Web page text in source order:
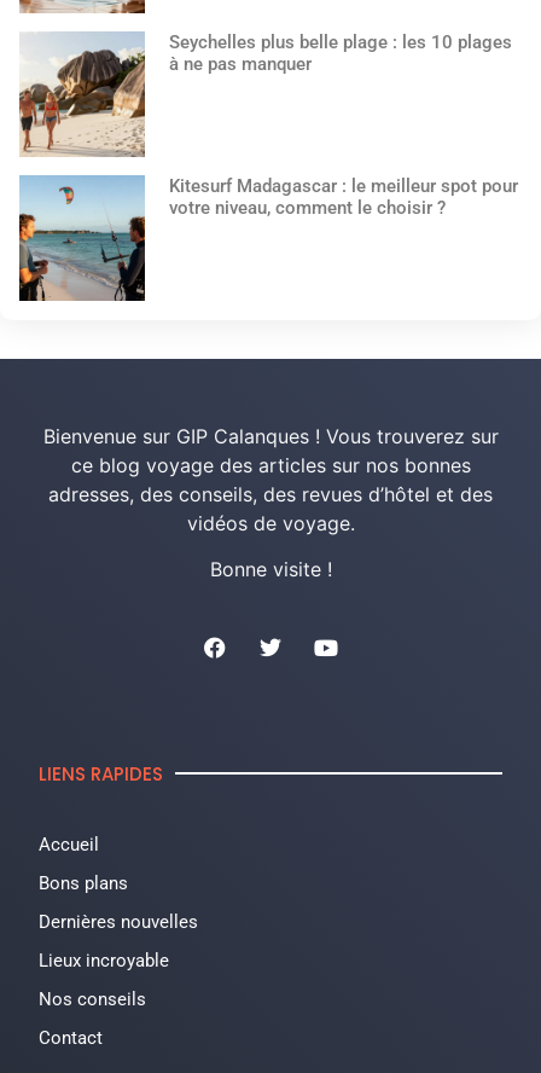
Seychelles plus belle plage : les 10 plages
à ne pas manquer
Kitesurf Madagascar : le meilleur spot pour
votre niveau, comment le choisir ?
Bienvenue sur GIP Calanques ! Vous trouverez sur
ce blog voyage des articles sur nos bonnes
adresses, des conseils, des revues d’hôtel et des
vidéos de voyage.
Bonne visite !
LIENS RAPIDES
Accueil
Bons plans
Dernières nouvelles
Lieux incroyable
Nos conseils
Contact